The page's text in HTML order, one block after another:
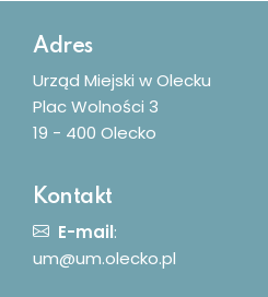
Adres
Urząd Miejski w Olecku
Plac Wolności 3
19 - 400 Olecko
Kontakt
E-mail:
um@um.olecko.pl